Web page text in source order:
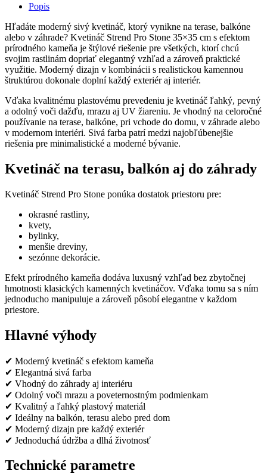
–
dizajnový
kvetináč
s
efektom
kameňa
záhrady
aj
na
terasu
quantity
Popis
Hľadáte moderný sivý kvetináč, ktorý vynikne na terase, balkóne
alebo v záhrade? Kvetináč Strend Pro Stone 35×35 cm s efektom
prírodného kameňa je štýlové riešenie pre všetkých, ktorí chcú
svojim rastlinám dopriať elegantný vzhľad a zároveň praktické
využitie. Moderný dizajn v kombinácii s realistickou kamennou
štruktúrou dokonale doplní každý exteriér aj interiér.
Vďaka kvalitnému plastovému prevedeniu je kvetináč ľahký, pevný
a odolný voči dažďu, mrazu aj UV žiareniu. Je vhodný na celoročné
používanie na terase, balkóne, pri vchode do domu, v záhrade alebo
v modernom interiéri. Sivá farba patrí medzi najobľúbenejšie
riešenia pre minimalistické a moderné bývanie.
Kvetináč na terasu, balkón aj do záhrady
Kvetináč Strend Pro Stone ponúka dostatok priestoru pre:
okrasné rastliny,
kvety,
bylinky,
menšie dreviny,
sezónne dekorácie.
Efekt prírodného kameňa dodáva luxusný vzhľad bez zbytočnej
hmotnosti klasických kamenných kvetináčov. Vďaka tomu sa s ním
jednoducho manipuluje a zároveň pôsobí elegantne v každom
priestore.
Hlavné výhody
✔ Moderný kvetináč s efektom kameňa
✔ Elegantná sivá farba
✔ Vhodný do záhrady aj interiéru
✔ Odolný voči mrazu a poveternostným podmienkam
✔ Kvalitný a ľahký plastový materiál
✔ Ideálny na balkón, terasu alebo pred dom
✔ Moderný dizajn pre každý exteriér
✔ Jednoduchá údržba a dlhá životnosť
Technické parametre